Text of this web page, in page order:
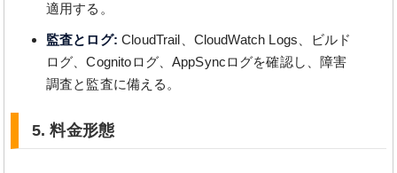
適用する。
監査とログ: CloudTrail、CloudWatch Logs、ビルド
ログ、Cognitoログ、AppSyncログを確認し、障害
調査と監査に備える。
5. 料金形態